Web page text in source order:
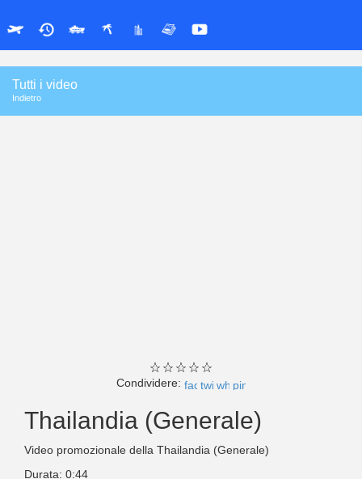
Tutti i video
Indietro
Condividere:
Thailandia (Generale)
Video promozionale della Thailandia (Generale)
Durata: 0:44